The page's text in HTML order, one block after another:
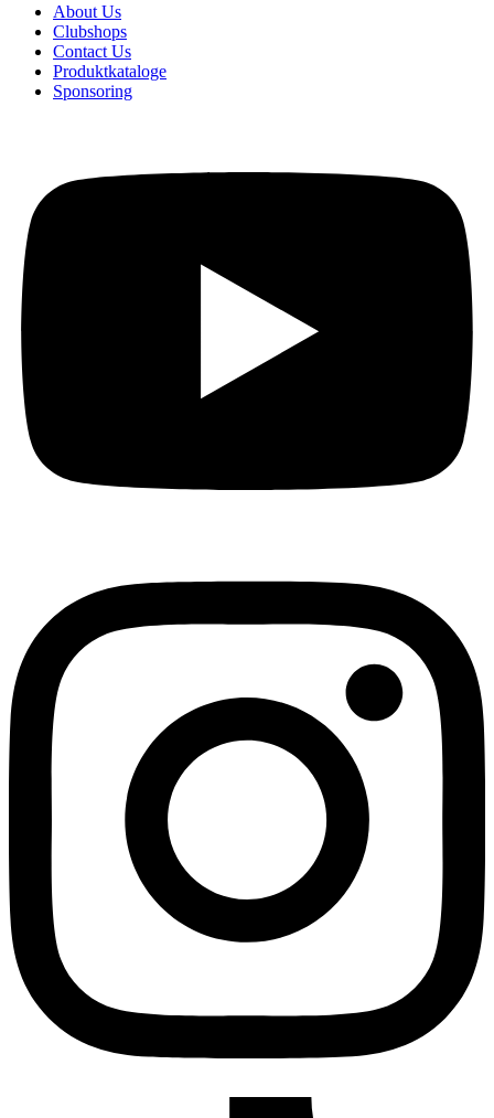
About Us
Clubshops
Contact Us
Produktkataloge
Sponsoring